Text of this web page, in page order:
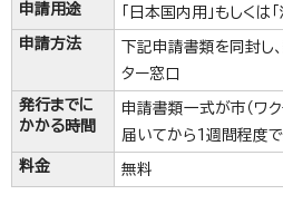
申請用途
「日本国内用」もしくは
申請方法
下記申請書類を同封し
ター窓口
発行までに
かかる時間
申請書類一式が市（ワ
届いてから1週間程度
料金
無料